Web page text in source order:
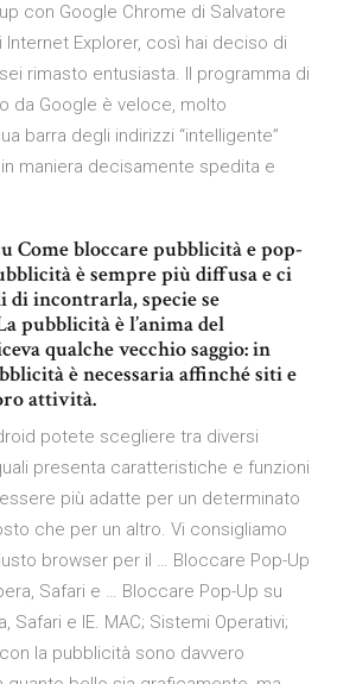
con Google Chrome di Salvatore
Internet Explorer, così hai deciso di
rimasto entusiasta. Il programma di
da Google è veloce, molto
barra degli indirizzi “intelligente”
maniera decisamente spedita e
Come bloccare pubblicità e pop-
è sempre più diffusa e ci
di incontrarla, specie se
pubblicità è l’anima del
qualche vecchio saggio: in
è necessaria affinché siti e
attività.
potete scegliere tra diversi
presenta caratteristiche e funzioni
più adatte per un determinato
che per un altro. Vi consigliamo
browser per il … Bloccare Pop-Up
Safari e … Bloccare Pop-Up su
Safari e IE. MAC; Sistemi Operativi;
la pubblicità sono davvero